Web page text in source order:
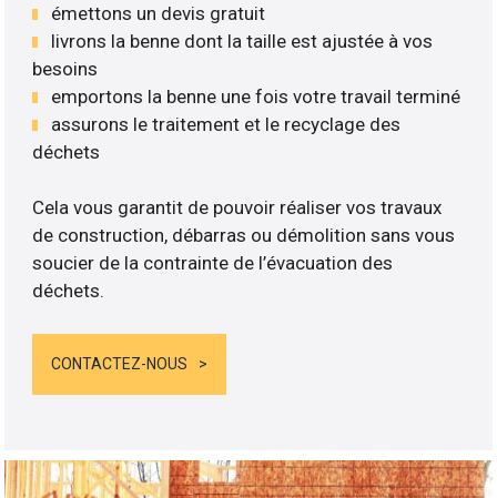
émettons un devis gratuit
livrons la benne dont la taille est ajustée à vos
besoins
emportons la benne une fois votre travail terminé
assurons le traitement et le recyclage des
déchets
Cela vous garantit de pouvoir réaliser vos travaux
de construction, débarras ou démolition sans vous
soucier de la contrainte de l’évacuation des
déchets.
CONTACTEZ-NOUS